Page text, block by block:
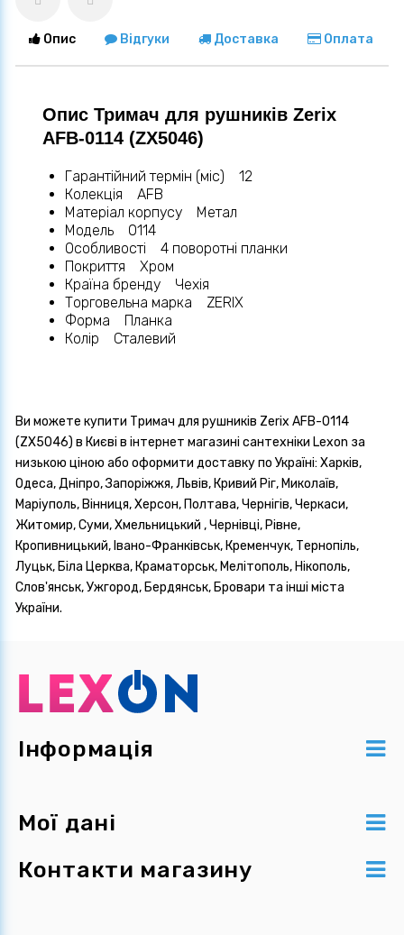
Опис Відгуки Доставка Оплата
Опис Тримач для рушників Zerix
AFB-0114 (ZX5046)
Гарантійний термін (міс) 12
Колекція AFB
Матеріал корпусу Метал
Мoдель 0114
Особливості 4 поворотні планки
Покриття Хром
Країна бренду Чехія
Торговельна марка ZERIX
Форма Планка
Колір Сталевий
Ви можете купити Тримач для рушників Zerix AFB-0114
(ZX5046) в Києві в інтернет магазині сантехніки Lexon за
низькою ціною або оформити доставку по Україні: Харків,
Одеса, Дніпро, Запоріжжя, Львів, Кривий Ріг, Миколаїв,
Маріуполь, Вінниця, Херсон, Полтава, Чернігів, Черкаси,
Житомир, Суми, Хмельницький , Чернівці, Рівне,
Кропивницький, Івано-Франківськ, Кременчук, Тернопіль,
Луцьк, Біла Церква, Краматорськ, Мелітополь, Нікополь,
Слов'янськ, Ужгород, Бердянськ, Бровари та інші міста
України.
Інформація
Мої дані
Контакти магазину